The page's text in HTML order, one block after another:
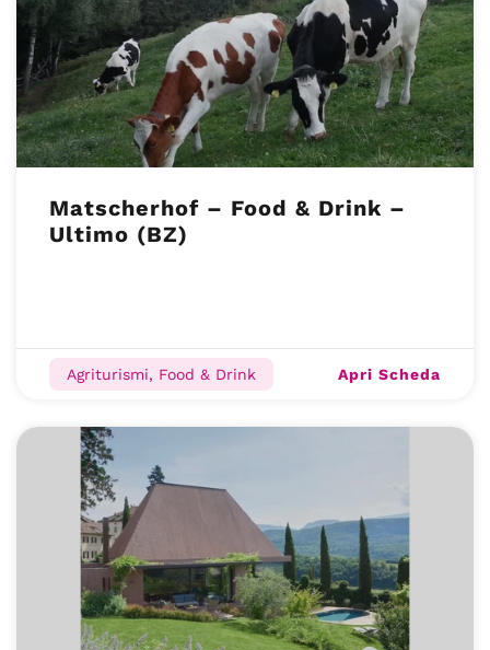
Matscherhof – Food & Drink –
Ultimo (BZ)
Agriturismi, Food & Drink Apri Scheda